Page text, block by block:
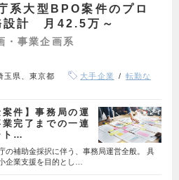
系大型BPO案件のプロ
設計 月42.5万～
・事業企画系
玉県、東京都 大手企業
転勤な
案件】事務局の運
完了までの一連
ト…
の補助金採択に伴う、事務局運営全般。 具
企業支援を目的とし…